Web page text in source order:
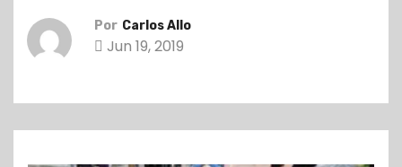
Por Carlos Allo
Jun 19, 2019